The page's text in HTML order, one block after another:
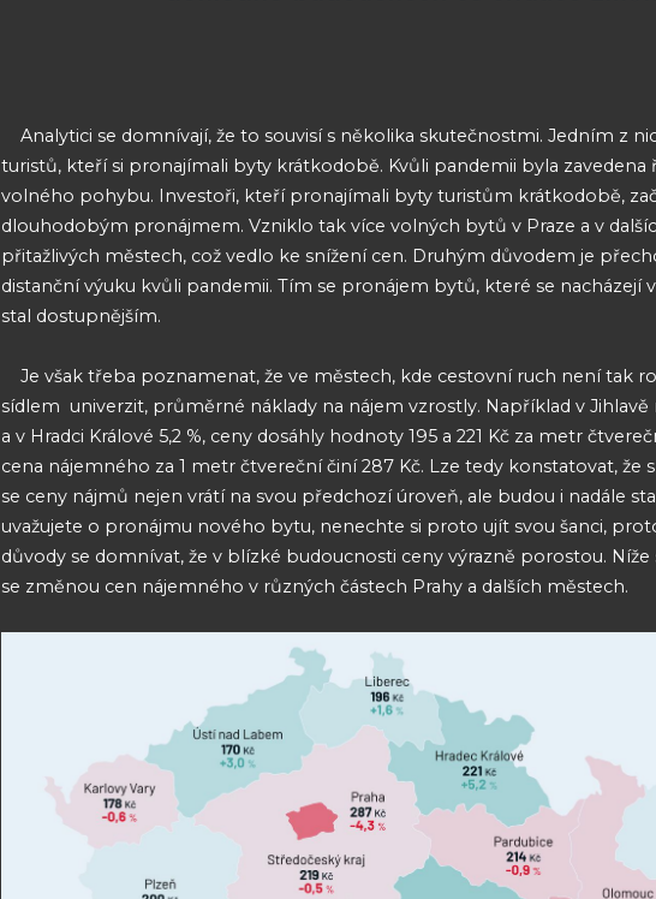
Analytici se domnívají, že to souvisí s několika skutečnostmi. Jedním z
turistů, kteří si pronajímali byty krátkodobě. Kvůli pandemii byla zavedena
volného pohybu. Investoři, kteří pronajímali byty turistům krátkodobě,
dlouhodobým pronájmem. Vzniklo tak více volných bytů v Praze a v
přitažlivých městech, což vedlo ke snížení cen. Druhým důvodem je
distanční výuku kvůli pandemii. Tím se pronájem bytů, které se nacházejí
stal dostupnějším.
Je však třeba poznamenat, že ve městech, kde cestovní ruch není tak
sídlem univerzit, průměrné náklady na nájem vzrostly. Například v Jihlavě
a v Hradci Králové 5,2 %, ceny dosáhly hodnoty 195 a 221 Kč za metr
cena nájemného za 1 metr čtvereční činí 287 Kč. Lze tedy konstatovat, že
se ceny nájmů nejen vrátí na svou předchozí úroveň, ale budou i nadále
uvažujete o pronájmu nového bytu, nenechte si proto ujít svou šanci,
důvody se domnívat, že v blízké budoucnosti ceny výrazně porostou.
se změnou cen nájemného v různých částech Prahy a dalších městech.